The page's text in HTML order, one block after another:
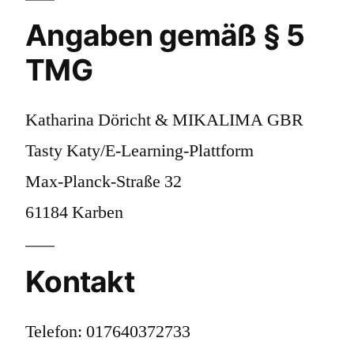
Angaben gemäß § 5
TMG
Katharina Döricht & MIKALIMA GBR
Tasty Katy/E-Learning-Plattform
Max-Planck-Straße 32
61184 Karben
Kontakt
Telefon: 017640372733